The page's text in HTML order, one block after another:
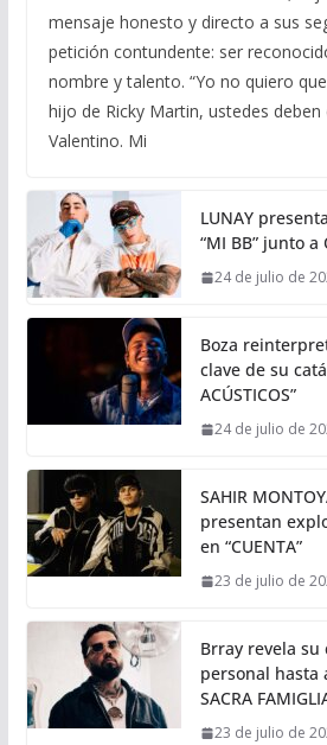
mensaje honesto y directo a sus
petición contundente: ser
nombre y talento. “Yo no quiero
hijo de Ricky Martin, ustedes
Valentino. Mi
LUNAY
“MI BB” junto
24 de julio de
Boza
clave de su
ACÚSTICOS”
24 de julio de
SAHIR
presentan
en “CUENTA”
23 de julio de
Brray revela su
personal hasta
SACRA
23 de julio de